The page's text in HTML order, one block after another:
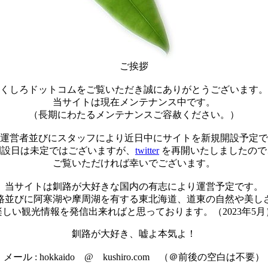
ご挨拶
くしろドットコムをご覧いただき誠にありがとうございます。
当サイトは現在メンテナンス中です。
（長期にわたるメンテナンスご容赦ください。）
営者並びにスタッフにより近日中にサイトを新規開設予定で
日は未定ではございますが、 twitterを再開いたしましたので
ご覧いただければ幸いでございます。
当サイトは釧路が大好きな国内の有志により運営予定です。
並びに阿寒湖や摩周湖を有する東北海道、道東の自然や美し
しい観光情報を発信出来ればと思っております。（2023年5月
釧路が大好き、嘘よ本気よ！
メール : hokkaido @ kushiro.com （＠前後の空白は不要）